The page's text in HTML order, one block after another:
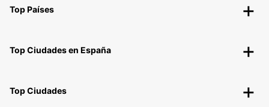
Top Países
Top Ciudades en España
Top Ciudades